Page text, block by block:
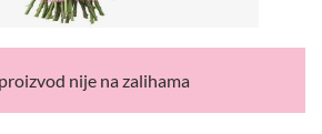
nije na zalihama